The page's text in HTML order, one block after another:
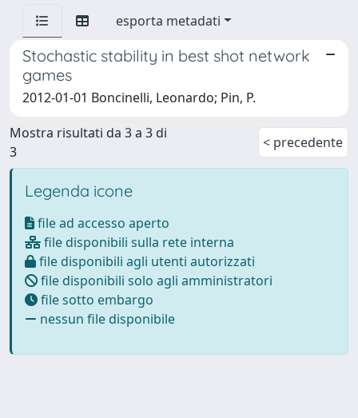
esporta metadati
Stochastic stability in best shot network
games
2012-01-01 Boncinelli, Leonardo; Pin, P.
Mostra risultati da 3 a 3 di
3
< precedente
Legenda icone
file ad accesso aperto
file disponibili sulla rete interna
file disponibili agli utenti autorizzati
file disponibili solo agli amministratori
file sotto embargo
nessun file disponibile